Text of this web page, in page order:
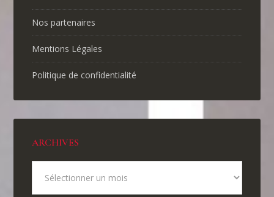
Nos partenaires
Mentions Légales
Politique de confidentialité
ARCHIVES